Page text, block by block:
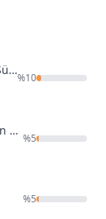
Yeni İnci 1640 Minimizer Desteksiz Sütyen (1 Beden Küçültür)
%10
Bantlı Geniş Lastikli Toparlayıcı Kadın Sütyen Liza 541
%5
%5